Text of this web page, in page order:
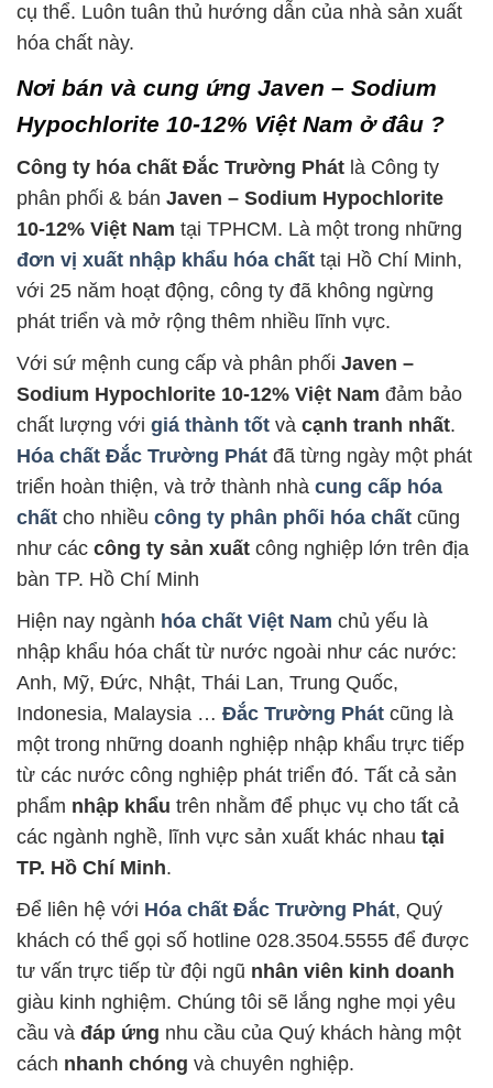
cụ thể. Luôn tuân thủ hướng dẫn của nhà sản xuất
hóa chất này.
Nơi bán và cung ứng Javen – Sodium
Hypochlorite 10-12% Việt Nam ở đâu ?
Công ty hóa chất Đắc Trường Phát là Công ty
phân phối & bán Javen – Sodium Hypochlorite
10-12% Việt Nam tại TPHCM. Là một trong những
đơn vị xuất nhập khẩu hóa chất tại Hồ Chí Minh,
với 25 năm hoạt động, công ty đã không ngừng
phát triển và mở rộng thêm nhiều lĩnh vực.
Với sứ mệnh cung cấp và phân phối Javen –
Sodium Hypochlorite 10-12% Việt Nam đảm bảo
chất lượng với giá thành tốt và cạnh tranh nhất.
Hóa chất Đắc Trường Phát đã từng ngày một phát
triển hoàn thiện, và trở thành nhà cung cấp hóa
chất cho nhiều công ty phân phối hóa chất cũng
như các công ty sản xuất công nghiệp lớn trên địa
bàn TP. Hồ Chí Minh
Hiện nay ngành hóa chất Việt Nam chủ yếu là
nhập khẩu hóa chất từ nước ngoài như các nước:
Anh, Mỹ, Đức, Nhật, Thái Lan, Trung Quốc,
Indonesia, Malaysia … Đắc Trường Phát cũng là
một trong những doanh nghiệp nhập khẩu trực tiếp
từ các nước công nghiệp phát triển đó. Tất cả sản
phẩm nhập khẩu trên nhằm để phục vụ cho tất cả
các ngành nghề, lĩnh vực sản xuất khác nhau tại
TP. Hồ Chí Minh.
Để liên hệ với Hóa chất Đắc Trường Phát, Quý
khách có thể gọi số hotline 028.3504.5555 để được
tư vấn trực tiếp từ đội ngũ nhân viên kinh doanh
giàu kinh nghiệm. Chúng tôi sẽ lắng nghe mọi yêu
cầu và đáp ứng nhu cầu của Quý khách hàng một
cách nhanh chóng và chuyên nghiệp.